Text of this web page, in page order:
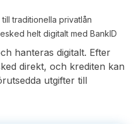
traditionella privatlån
helt digitalt med BankID
hanteras digitalt. Efter
direkt, och krediten kan
utgifter till